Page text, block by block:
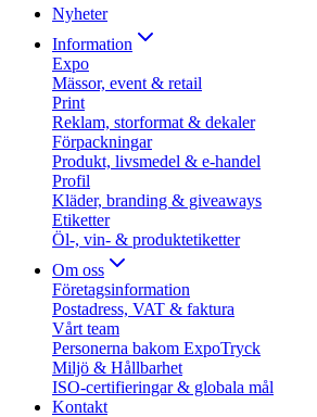
Nyheter
Information
Expo
Mässor, event & retail
Print
Reklam, storformat & dekaler
Förpackningar
Produkt, livsmedel & e-handel
Profil
Kläder, branding & giveaways
Etiketter
Öl-, vin- & produktetiketter
Om oss
Företagsinformation
Postadress, VAT & faktura
Vårt team
Personerna bakom ExpoTryck
Miljö & Hållbarhet
ISO-certifieringar & globala mål
Kontakt